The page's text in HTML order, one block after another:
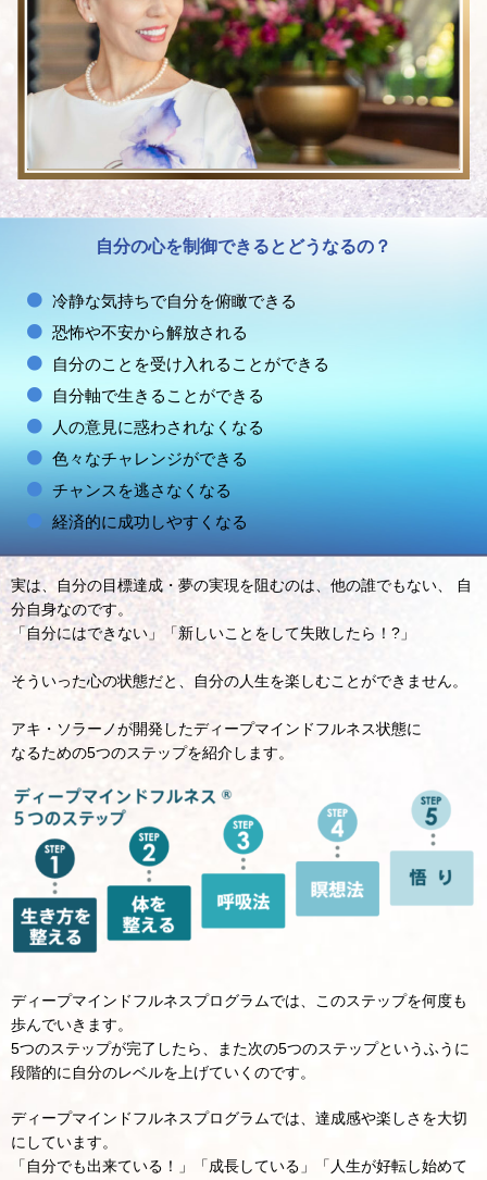
自分の心を制御できるとどうなるの？
冷静な気持ちで自分を俯瞰できる
恐怖や不安から解放される
自分のことを受け入れることができる
自分軸で生きることができる
人の意見に惑わされなくなる
色々なチャレンジができる
チャンスを逃さなくなる
経済的に成功しやすくなる
実は、自分の目標達成・夢の実現を阻むのは、他の誰でもない、 自
分自身なのです。
「自分にはできない」「新しいことをして失敗したら！?」
そういった心の状態だと、自分の人生を楽しむことができません。
アキ・ソラーノが開発したディープマインドフルネス状態に
なるための5つのステップを紹介します。
ディープマインドフルネスプログラムでは、このステップを何度も
歩んでいきます。
5つのステップが完了したら、また次の5つのステップというふうに
段階的に自分のレベルを上げていくのです。
ディープマインドフルネスプログラムでは、達成感や楽しさを大切
にしています。
「自分でも出来ている！」「成長している」「人生が好転し始めて